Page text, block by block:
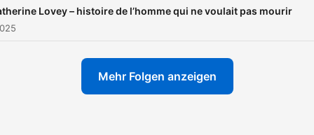
autore e il suo libro, ma
pagine da scoprire.
Lovey – histoire de l’homme qui ne voulait pas mourir
Mehr Folgen anzeigen